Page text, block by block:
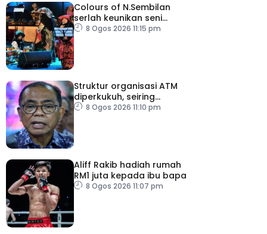
Colours of N.Sembilan
serlah keunikan seni
budaya negeri beradat
8 Ogos 2026 11:15 pm
Struktur organisasi ATM
diperkukuh, seiring
pemodenan aset
8 Ogos 2026 11:10 pm
Aliff Rakib hadiah rumah
RM1 juta kepada ibu bapa
8 Ogos 2026 11:07 pm